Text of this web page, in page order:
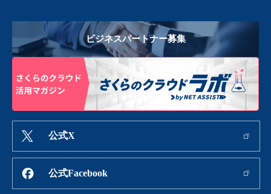
ビジネスパートナー募集
公式X
公式Facebook